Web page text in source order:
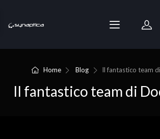
Home Blog Il fantastico team
Il fantastico team di